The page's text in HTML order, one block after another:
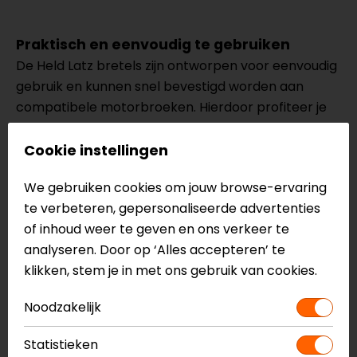
Praktisch en eenvoudig te gebruiken
De Held Latz bretels zijn ontworpen voor eenvoudig
gebruik en kunnen snel bevestigd worden aan
compatibele motorbroeken. Hierdoor profiteer je
direct van extra comfort tijdens het rijden.
Meer stabiliteit onderweg
Doordat je motorbroek beter op zijn plek blijft
zitten, ervaar je meer stabiliteit en comfort tijdens
zowel korte ritten als lange motorvakanties.
Heb je meer informatie nodig over dit product?
met ons op of kom langs in één
Cookie instellingen
We gebruiken cookies om jouw browse-ervaring
te verbeteren, gepersonaliseerde advertenties
of inhoud weer te geven en ons verkeer te
analyseren. Door op ‘Alles accepteren’ te
klikken, stem je in met ons gebruik van cookies.
Noodzakelijk
Statistieken